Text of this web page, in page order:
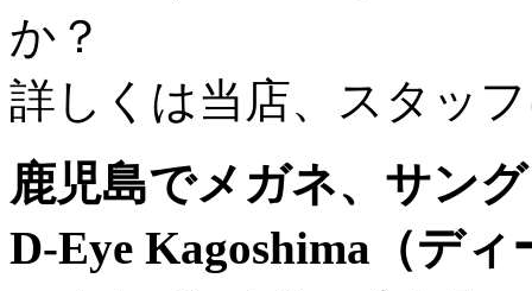
か？
詳しくは当店、スタッ
鹿児島でメガネ、サン
D-Eye Kagoshima（デ